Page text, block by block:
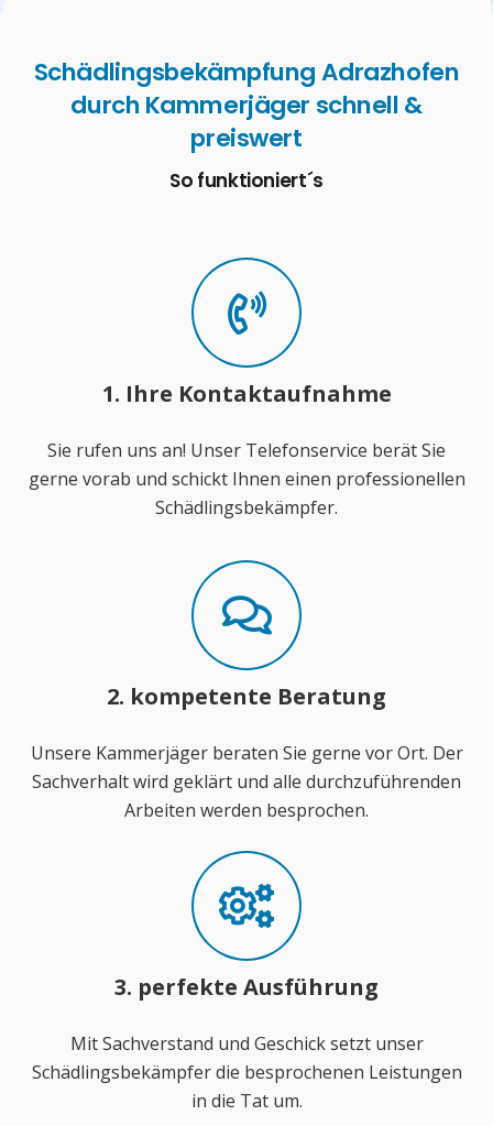
Schädlingsbekämpfung Adrazhofen
durch Kammerjäger schnell &
preiswert
So funktioniert´s
1. Ihre Kontaktaufnahme
Sie rufen uns an! Unser Telefonservice berät Sie
gerne vorab und schickt Ihnen einen professionellen
Schädlingsbekämpfer.
2. kompetente Beratung
Unsere Kammerjäger beraten Sie gerne vor Ort. Der
Sachverhalt wird geklärt und alle durchzuführenden
Arbeiten werden besprochen.
3. perfekte Ausführung
Mit Sachverstand und Geschick setzt unser
Schädlingsbekämpfer die besprochenen Leistungen
in die Tat um.